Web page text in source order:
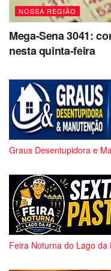
NOSSA REGIÃO
Mega-Sena 3041:
nesta quinta-feira
Graus Desentupidora e
Feira Noturna do Lago da